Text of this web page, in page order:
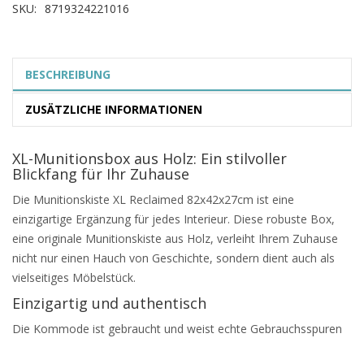
SKU: 8719324221016
BESCHREIBUNG
ZUSÄTZLICHE INFORMATIONEN
XL-Munitionsbox aus Holz: Ein stilvoller
Blickfang für Ihr Zuhause
Die Munitionskiste XL Reclaimed 82x42x27cm ist eine
einzigartige Ergänzung für jedes Interieur. Diese robuste Box,
eine originale Munitionskiste aus Holz, verleiht Ihrem Zuhause
nicht nur einen Hauch von Geschichte, sondern dient auch als
vielseitiges Möbelstück.
Einzigartig und authentisch
Die Kommode ist gebraucht und weist echte Gebrauchsspuren